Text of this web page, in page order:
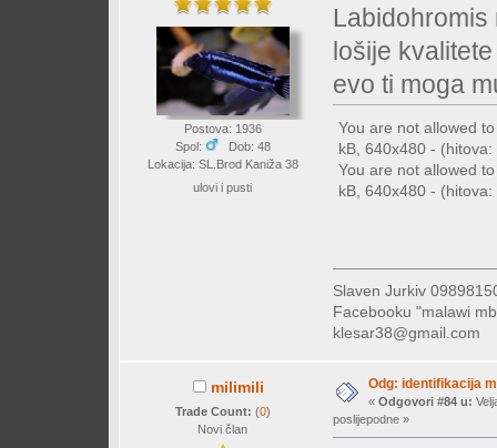
Postova: 1936
Spol:
Dob: 48
Lokacija: SL.Brod Kaniža 38
ulovi i pusti
lošije kvalitete
evo ti moga
You are not allowed
kB, 640x480 -
You are not allowed
kB, 640x480 - (hitova:
Slaven Jurkiv
Facebooku "malawi
klesar38@gmail.com
milimili
Trade Count: (0)
Novi član
Odg: identifikacija
« Odgovori #84 u:
poslijepodne »